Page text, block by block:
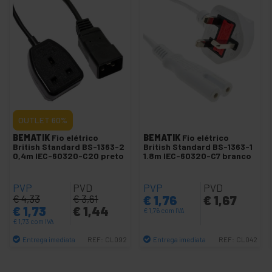
Cabo IEC-60320 C13
Cabo IEC-60320 C14
Cabo IEC-60320 C19
Cabo IEC-60320 C20
Cabo IEC-60320 C5
Cabo IEC-60320 C7
Cabos Extremidade aberta
Cabo com Schuko feminino
Cabo de Alimentação Schuko
Ligue-IEC 60320 para montar
Schuko ligar para a montagem
Capacitor de partida
Tomada industrial IEC-60309 azul
OUTLET 60%
BEMATIK Fio elétrico
British Standard BS-1363-2
0,4m IEC-60320-C20 preto
PVP
€4,33
€ 1,73
€ 1,73 com IVA
PVD
€3,61
€ 1,44
Entrega imediata REF: CL092
BEMATIK Fio elétrico
British Standard BS-1363-1
1.8m IEC-60320-C7 branco
PVP
€ 1,76
€ 1,76 com IVA
PVD
€ 1,67
Entrega imediata REF: CL042